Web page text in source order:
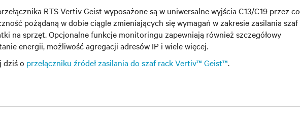
RTS Vertiv Geist wyposażone są w uniwersalne wyjścia C13/C19 przez co
pożądaną w dobie ciągle zmieniających się wymagań w zakresie zasilania szaf
na sprzęt. Opcjonalne funkcje monitoringu zapewniają również szczegółowy
energii, możliwość agregacji adresów IP i wiele więcej.
dziś o przełączniku źródeł zasilania do szaf rack Vertiv™ Geist™.